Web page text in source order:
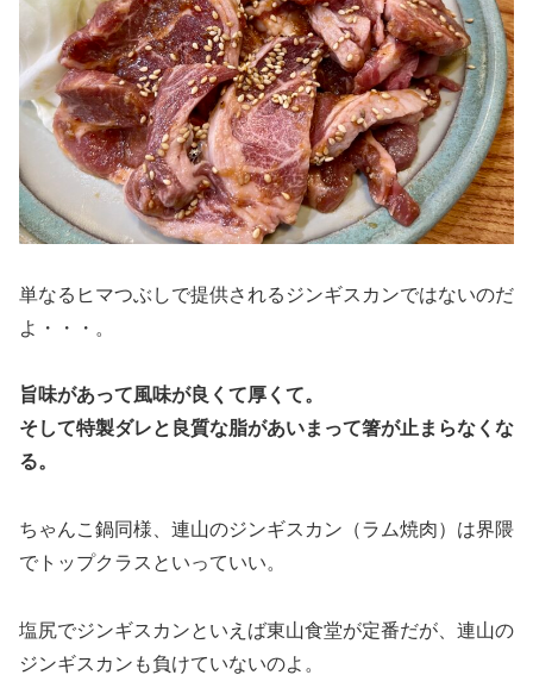
単なるヒマつぶしで提供されるジンギスカンではないのだ
よ・・・。
旨味があって風味が良くて厚くて。
そして特製ダレと良質な脂があいまって箸が止まらなくな
る。
ちゃんこ鍋同様、連山のジンギスカン（ラム焼肉）は界隈
でトップクラスといっていい。
塩尻でジンギスカンといえば東山食堂が定番だが、連山の
ジンギスカンも負けていないのよ。